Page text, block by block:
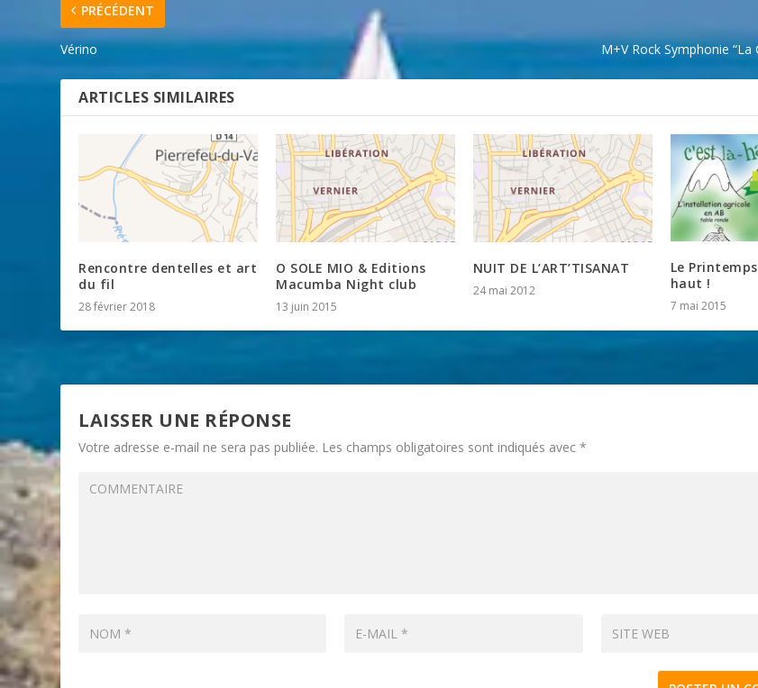
PRÉCÉDENT
Vérino M+V Rock Symphonie “La
ARTICLES SIMILAIRES
Rencontre dentelles et art
du fil
28 février 2018
O SOLE MIO & Editions
Macumba Night club
13 juin 2015
NUIT DE L’ART’TISANAT
24 mai 2012
Le
haut !
7 mai 2015
LAISSER UNE RÉPONSE
Votre adresse e-mail ne sera pas publiée. Les champs obligatoires sont indiqués avec*